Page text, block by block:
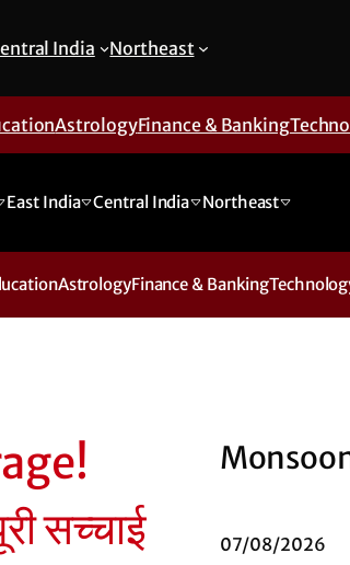
India Northeast
AstrologyFinance & Banking
East India Central India Northeast
AstrologyFinance & Banking
सच्चाई
07/08/2026